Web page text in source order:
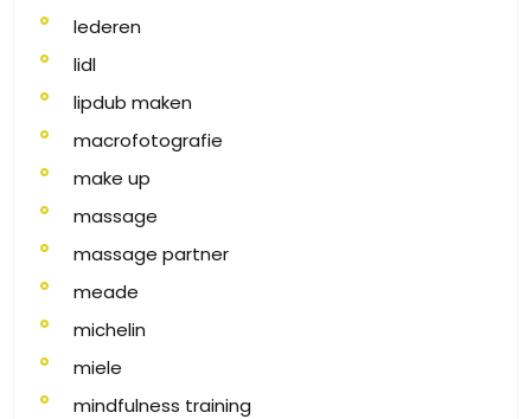
lederen
lidl
lipdub maken
macrofotografie
make up
massage
massage partner
meade
michelin
miele
mindfulness training